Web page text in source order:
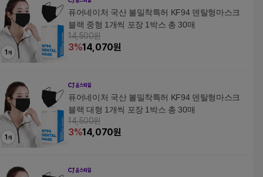
퓨어네이처 국산 볼밀착특허 KF94 덴탈형마스크
블랙 중형 1개씩 포장 1박스 총 30매
14,500원
3%14,070원
퓨어네이처 국산 볼밀착특허 KF94 덴탈형마스크
블랙 대형 1개씩 포장 1박스 총 30매
14,500원
3%14,070원